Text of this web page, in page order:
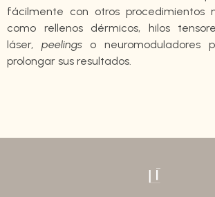
fácilmente con otros procedimientos
como rellenos dérmicos, hilos
láser, peelingso neuromoduladores
prolongar sus resultados.